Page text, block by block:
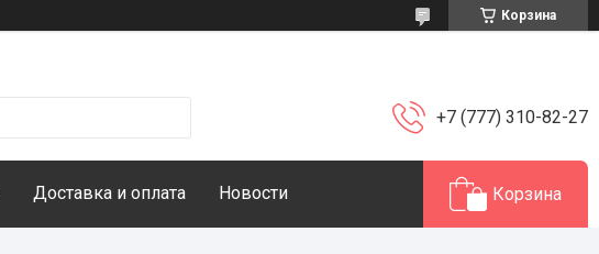
Корзина
+7 (777) 310-82-27
Доставка и оплата Новости Корзина